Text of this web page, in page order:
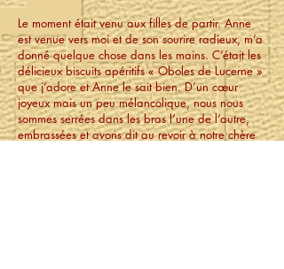
Le moment était venu aux filles de partir. Anne
est venue vers moi et de son sourire radieux, m’a
donné quelque chose dans les mains. C’était les
délicieux biscuits apéritifs « Oboles de Lucerne »
que j’adore et Anne le sait bien. D’un cœur
joyeux mais un peu mélancolique, nous nous
sommes serrées dans les bras l’une de l’autre,
embrassées et avons dit au revoir à notre chère